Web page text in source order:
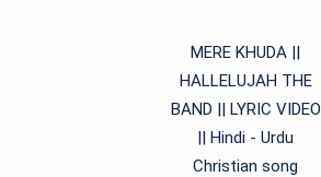
MERE KHUDA ||
HALLELUJAH THE
BAND || LYRIC VIDEO
|| Hindi - Urdu
Christian song